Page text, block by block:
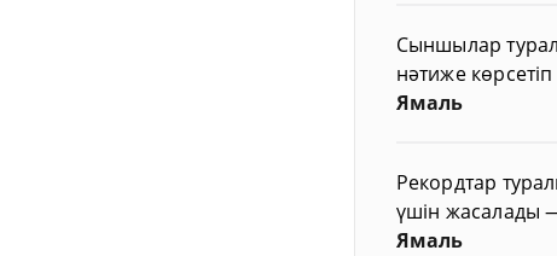
Сыншылар
нәтиже
Ямаль
Рекордтар
үшін жасалады
Ямаль